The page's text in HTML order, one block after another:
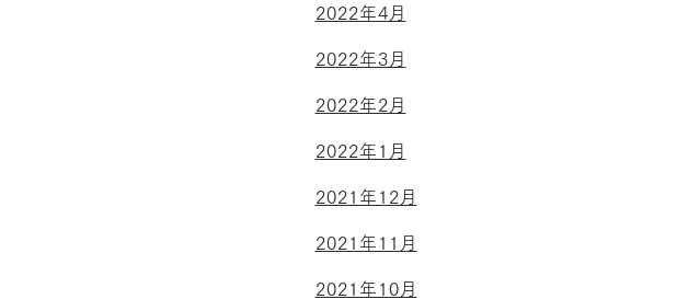
2022年4月
2022年3月
2022年2月
2022年1月
2021年12月
2021年11月
2021年10月